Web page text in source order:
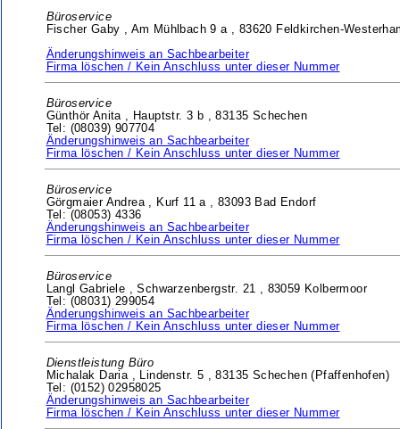
Büroservice
Fischer Gaby , Am Mühlbach 9 a , 83620 Feldkirchen-
Änderungshinweis an Sachbearbeiter
Firma löschen / Kein Anschluss unter dieser Nummer
Büroservice
Günthör Anita , Hauptstr. 3 b ,83135 Schechen
Tel: (08039) 907704
Änderungshinweis an Sachbearbeiter
Firma löschen / Kein Anschluss unter dieser Nummer
Büroservice
Görgmaier Andrea , Kurf 11 a , 83093 Bad Endorf
Tel: (08053) 4336
Änderungshinweis an Sachbearbeiter
Firma löschen / Kein Anschluss unter dieser Nummer
Büroservice
Langl Gabriele ,Schwarzenbergstr. 21 , 83059 Kolbermoor
Tel: (08031) 299054
Änderungshinweis an Sachbearbeiter
Firma löschen / Kein Anschluss unter dieser Nummer
Dienstleistung Büro
Michalak Daria , Lindenstr. 5 ,83135 Schechen (Pfaffenhofen)
Tel: (0152) 02958025
Änderungshinweis an Sachbearbeiter
Firma löschen / Kein Anschluss unter dieser Nummer